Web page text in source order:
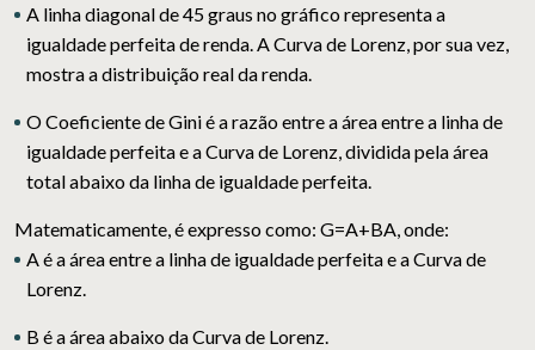
A linha diagonal de 45 graus no gráfico representa a
igualdade perfeita de renda. A Curva de Lorenz, por sua vez,
mostra a distribuição real da renda.
O Coeficiente de Gini é a razão entre a área entre a linha de
igualdade perfeita e a Curva de Lorenz, dividida pela área
total abaixo da linha de igualdade perfeita.
Matematicamente, é expresso como: G=A+BA​, onde:
Aé a área entre a linha de igualdade perfeita e a Curva de
Lorenz.
B é a área abaixo da Curva de Lorenz.